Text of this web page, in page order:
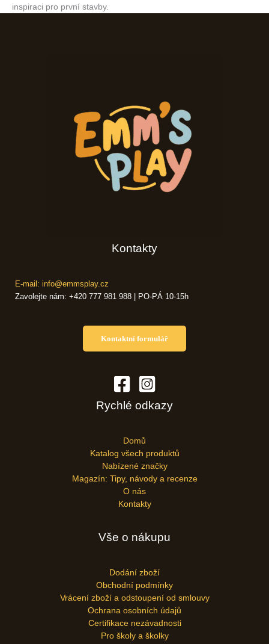
inspiraci pro první stavby.
Kontakty
E-mail: info@emmsplay.cz
Zavolejte nám: +420 777 981 988 | PO-PÁ 10-15h
Kontaktní formulář
Rychlé odkazy
Domů
Katalog všech produktů
Nabízené značky
Magazín: Tipy, návody a recenze
O nás
Kontakty
Vše o nákupu
Dodání zboží
Obchodní podmínky
Vrácení zboží a odstoupení od smlouvy
Ochrana osobních údajů
Certifikace nezávadnosti
Pro školy a školky